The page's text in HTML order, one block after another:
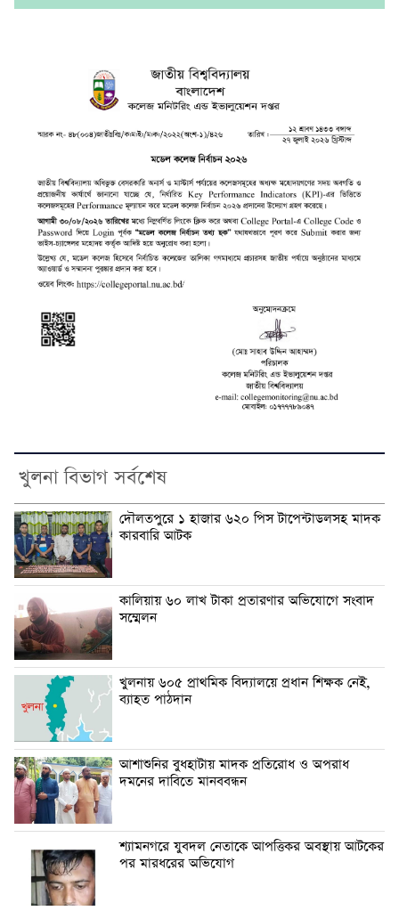
খুলনা বিভাগ সর্বশেষ
দৌলতপুরে ১ হাজার ৬২০ পিস টাপেন্টাডলসহ মাদক
কারবারি আটক
কালিয়ায় ৬০ লাখ টাকা প্রতারণার অভিযোগে সংবাদ
সম্মেলন
খুলনায় ৬০৫ প্রাথমিক বিদ্যালয়ে প্রধান শিক্ষক নেই,
ব্যাহত পাঠদান
আশাশুনির বুধহাটায় মাদক প্রতিরোধ ও অপরাধ
দমনের দাবিতে মানববন্ধন
শ্যামনগরে যুবদল নেতাকে আপত্তিকর অবস্থায় আটকের
পর মারধরের অভিযোগ